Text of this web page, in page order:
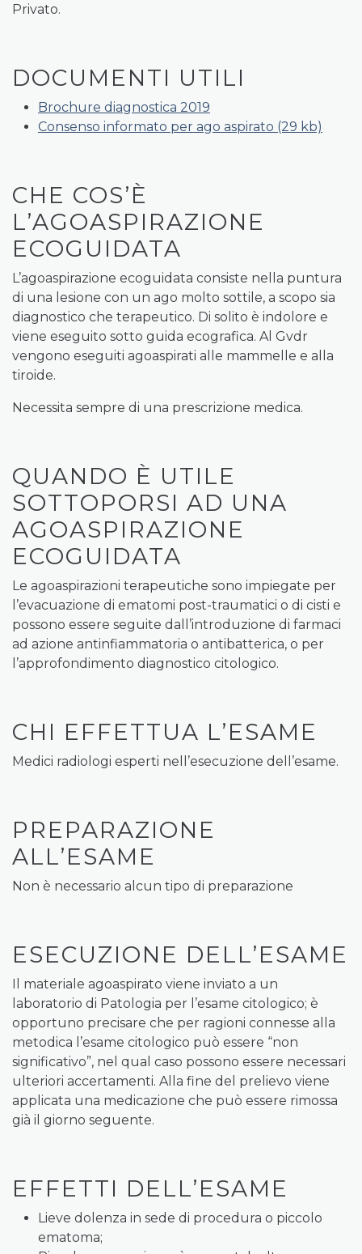
Privato.
DOCUMENTI UTILI
Brochure diagnostica 2019
Consenso informato per ago aspirato (29 kb)
CHE COS’È
L’AGOASPIRAZIONE
ECOGUIDATA
L’agoaspirazione ecoguidata consiste nella puntura
di una lesione con un ago molto sottile, a scopo sia
diagnostico che terapeutico. Di solito è indolore e
viene eseguito sotto guida ecografica. Al Gvdr
vengono eseguiti agoaspirati alle mammelle e alla
tiroide.
Necessita sempre di una prescrizione medica.
QUANDO È UTILE
SOTTOPORSI AD UNA
AGOASPIRAZIONE
ECOGUIDATA
Le agoaspirazioni terapeutiche sono impiegate per
l’evacuazione di ematomi post-traumatici o di cisti e
possono essere seguite dall’introduzione di farmaci
ad azione antinfiammatoria o antibatterica, o per
l’approfondimento diagnostico citologico.
CHI EFFETTUA L’ESAME
Medici radiologi esperti nell’esecuzione dell’esame.
PREPARAZIONE
ALL’ESAME
Non è necessario alcun tipo di preparazione
ESECUZIONE DELL’ESAME
Il materiale agoaspirato viene inviato a un
laboratorio di Patologia per l’esame citologico; è
opportuno precisare che per ragioni connesse alla
metodica l’esame citologico può essere “non
significativo”, nel qual caso possono essere necessari
ulteriori accertamenti. Alla fine del prelievo viene
applicata una medicazione che può essere rimossa
già il giorno seguente.
EFFETTI DELL’ESAME
Lieve dolenza in sede di procedura o piccolo
ematoma;